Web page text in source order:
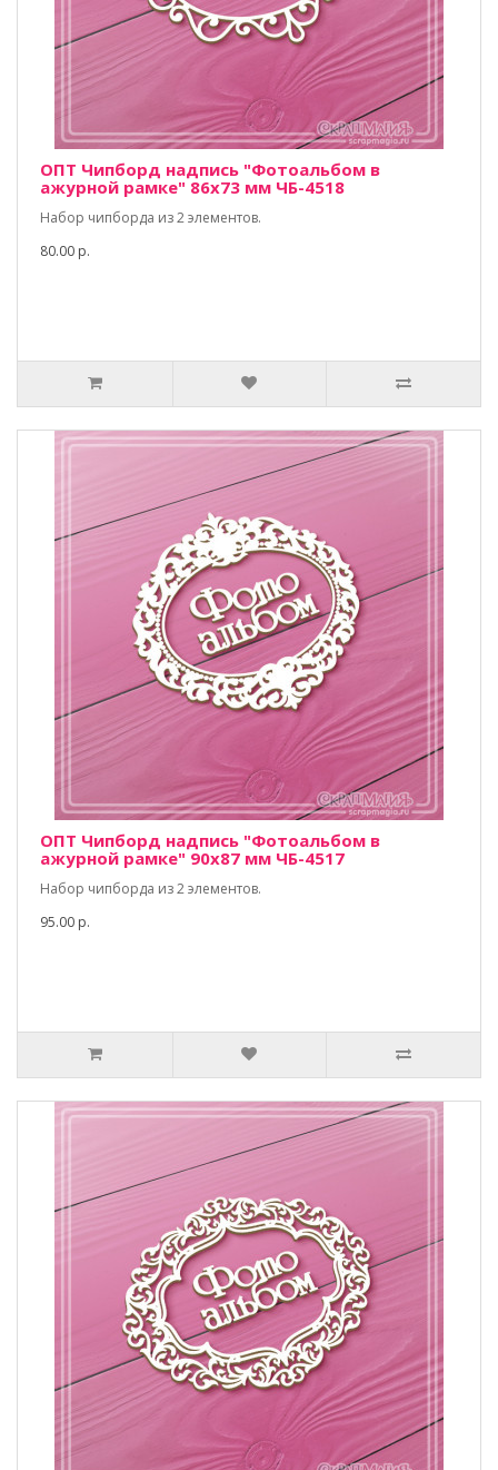
ОПТ Чипборд надпись "Фотоальбом в
ажурной рамке" 86х73 мм ЧБ-4518
Набор чипборда из 2 элементов.
80.00 р.
ОПТ Чипборд надпись "Фотоальбом в
ажурной рамке" 90х87 мм ЧБ-4517
Набор чипборда из 2 элементов.
95.00 р.